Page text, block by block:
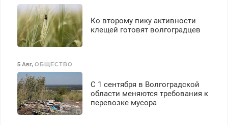
Ко второму пику активности
клещей готовят волгоградцев
5 Авг, ОБЩЕСТВО
С 1 сентября в Волгоградской
области меняются требования к
перевозке мусора